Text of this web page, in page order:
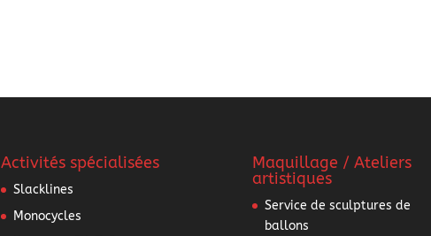
Activités spécialisées
Slacklines
Monocycles
Maquillage / Ateliers
artistiques
Service de sculptures de
ballons